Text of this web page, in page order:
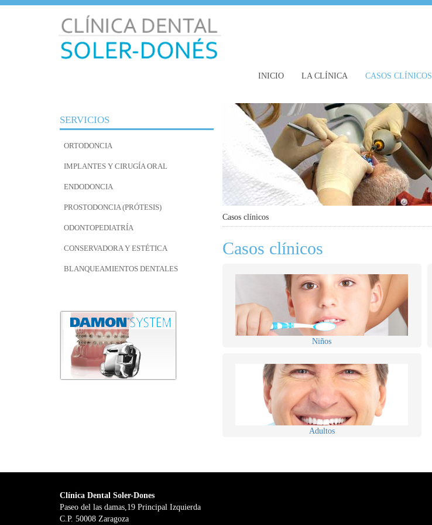
INICIO LA CLÍNICA CASOS CLÍNICOS
SERVICIOS
ORTODONCIA
IMPLANTES Y CIRUGÍA ORAL
ENDODONCIA
PROSTODONCIA (PRÓTESIS)
ODONTOPEDIATRÍA
CONSERVADORA Y ESTÉTICA
BLANQUEAMIENTOS DENTALES
Casos clínicos
Casos clínicos
Niños
Adultos
Clínica Dental Soler-Dones
Paseo del las damas,19 Principal Izquierda
C.P. 50008 Zaragoza